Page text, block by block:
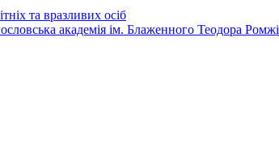
та вразливих осіб
академія ім. Блаженного Теодора Ромжі